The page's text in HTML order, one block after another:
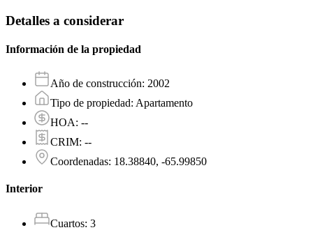
Detalles a considerar
Información de la propiedad
Año de construcción: 2002
Tipo de propiedad: Apartamento
HOA: --
CRIM: --
Coordenadas: 18.38840, -65.99850
Interior
Cuartos: 3